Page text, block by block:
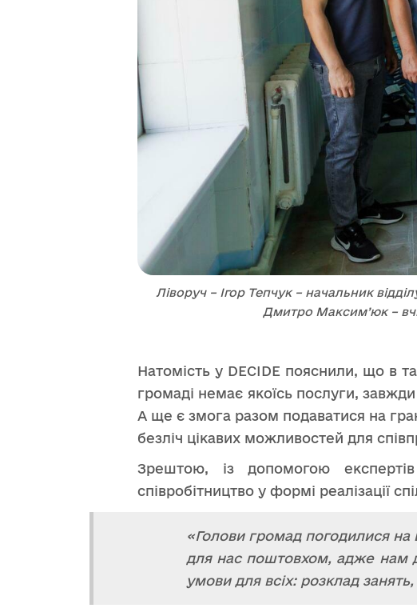
Ліворуч – Ігор Тепчук – начальник
Дмитро Максим’юк –
Натомість у DECIDE пояснили, що в
громаді немає якоїсь послуги,
А ще є змога разом подаватися на
безліч цікавих можливостей для
Зрештою, із допомогою
співробітництво у формі реалізації
«Голови громад погодилися на
для нас поштовхом, адже нам
умови для всіх: розклад